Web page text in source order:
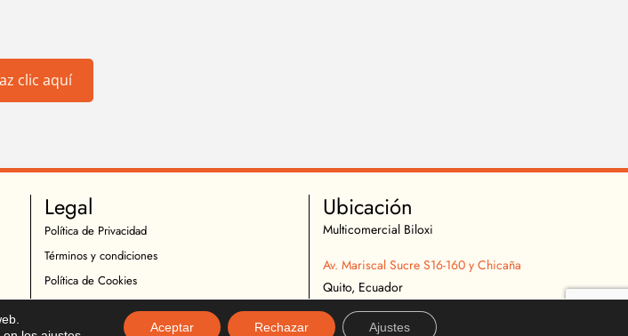
clic aquí
Legal
Política de Privacidad
Términos y condiciones
Política de Cookies
Política de Devoluciones
Descargo de Responsabilidad
Ubicación
Multicomercial Biloxi
Av. Mariscal Sucre S16-160 y Chicaña
Quito, Ecuador
02 2627 540
096 296 9642
Aceptar Rechazar Ajustes